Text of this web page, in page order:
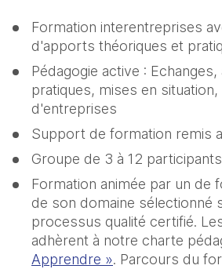
Formation interentreprises
d'apports théoriques et
Pédagogie active :
pratiques, mises en
d'entreprises
Support de formation remis
Groupe de 3 à 12
Formation animée par un de
de son domaine sélectionné
processus qualité certifié.
adhèrent à notre charte
Apprendre ». Parcours du